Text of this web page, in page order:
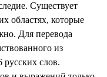
Существует
областях, которые
Для перевода
из
русских слов.